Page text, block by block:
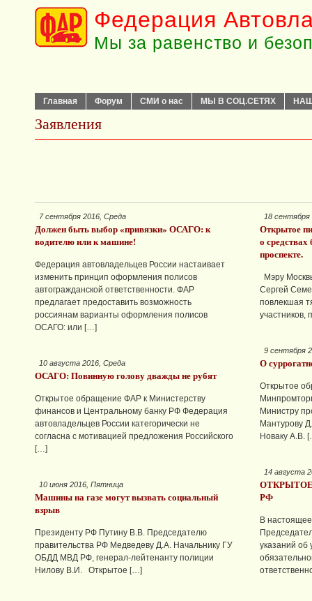
Федерация
Мы за равенство и
Главная Форум СМИ о нас МЫ В СОЦ.СЕТЯХ
Заявления
7 сентября 2016, Среда
Должен быть выбор «привязки» ОСАГО: к
водителю или к машине!
Федерация автовладельцев России настаивает
изменить принцип оформления полисов
автогражданской ответственности. ФАР
предлагает предоставить возможность
россиянам варианты оформления полисов
ОСАГО: или […]
10 августа 2016, Среда
ОСАГО: Повинную голову дважды не рубят
Открытое обращение ФАР к Министерству
финансов и Центральному банку РФ Федерация
автовладельцев России категорически не
согласна с мотивацией предложения Российского
[…]
10 июня 2016, Пятница
Машины на газе могут вызвать социальный
взрыв
Президенту РФ Путину В.В. Председателю
правительства РФ Медведеву Д.А. Начальнику ГУ
ОБДД МВД РФ, генерал-лейтенанту полиции
Нилову В.И. Открытое […]
18
Открытое
о средствах
проспекте.
Мэру
Сергей
повлекшая
9 сентября
О
Открытое
Министру
Мантурову
Новаку А.В.
14 августа
РФ
В
указаний об